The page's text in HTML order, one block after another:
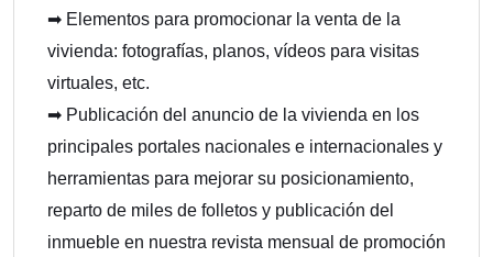
➡ Elementos para promocionar la venta de la
vivienda: fotografías, planos, vídeos para visitas
virtuales, etc.
➡ Publicación del anuncio de la vivienda en los
principales portales nacionales e internacionales y
herramientas para mejorar su posicionamiento,
reparto de miles de folletos y publicación del
inmueble en nuestra revista mensual de promoción